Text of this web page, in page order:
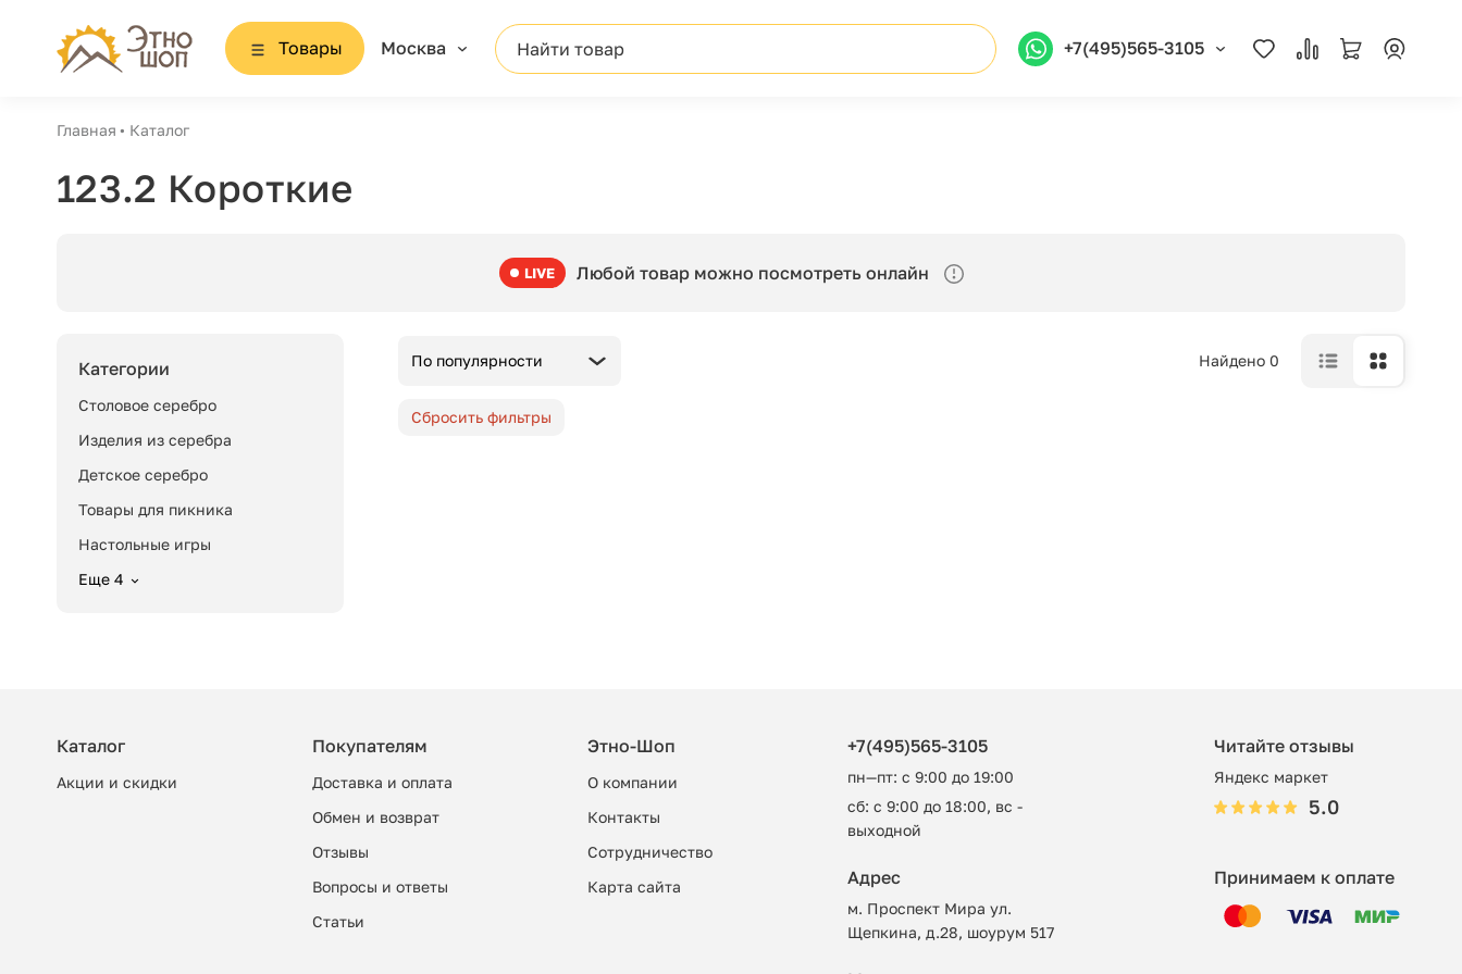
Товары Москва Найти товар +7(495)565-3105
Главная Каталог
123.2 Короткие
LIVE Любой товар можно посмотреть онлайн
Категории
Столовое серебро
Изделия из серебра
Детское серебро
Товары для пикника
Настольные игры
Еще 4
По популярности Найдено 0
Сбросить фильтры
Каталог
Акции и скидки
Покупателям
Доставка и оплата
Обмен и возврат
Отзывы
Вопросы и ответы
Cтатьи
Этно-Шоп
О компании
Контакты
Сотрудничество
Карта сайта
+7(495)565-3105
пн—пт: с 9:00 до 19:00
сб: с 9:00 до 18:00, вс -
выходной
Читайте отзывы
Яндекс маркет
5.0
Адрес
м. Проспект Мира ул.
Щепкина, д.28, шоурум 517
Принимаем к оплате